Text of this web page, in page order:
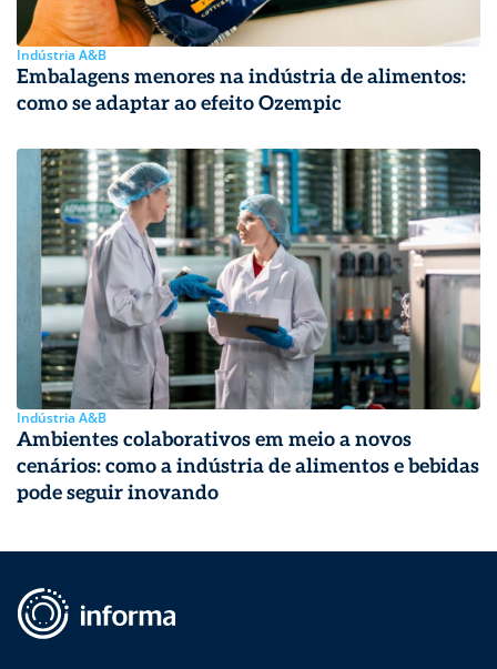
Indústria A&B
Embalagens menores na indústria de alimentos:
como se adaptar ao efeito Ozempic
Indústria A&B
Ambientes colaborativos em meio a novos
cenários: como a indústria de alimentos e bebidas
pode seguir inovando